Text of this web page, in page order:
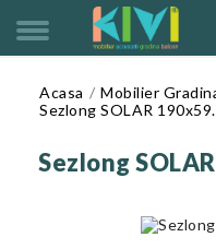
Acasa Mobilier
Sezlong SOLAR
Sezlong